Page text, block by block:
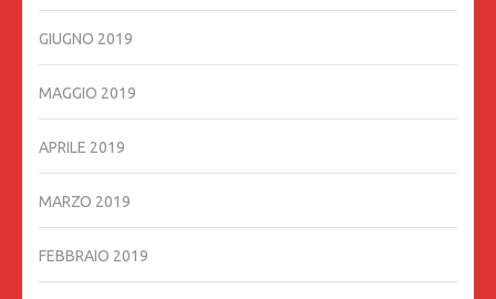
GIUGNO 2019
MAGGIO 2019
APRILE 2019
MARZO 2019
FEBBRAIO 2019